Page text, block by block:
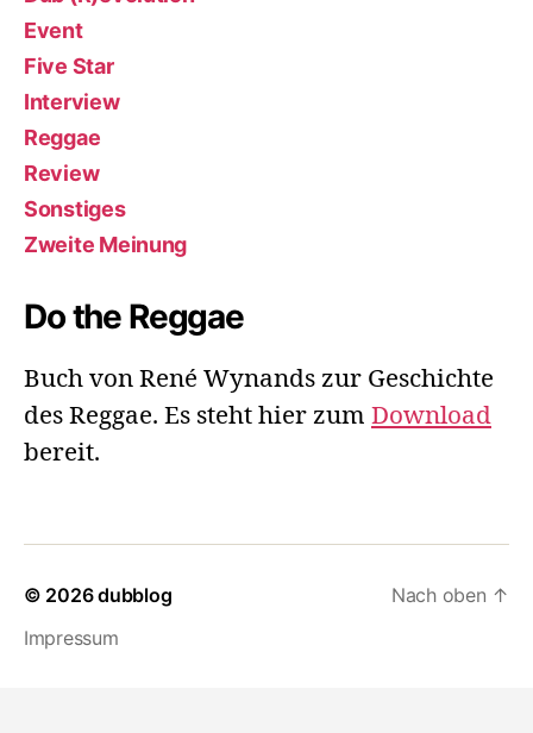
Event
Five Star
Interview
Reggae
Review
Sonstiges
Zweite Meinung
Do the Reggae
Buch von René Wynands zur Geschichte
des Reggae. Es steht hier zum Download
bereit.
© 2026dubblog
Impressum
Nach oben ↑